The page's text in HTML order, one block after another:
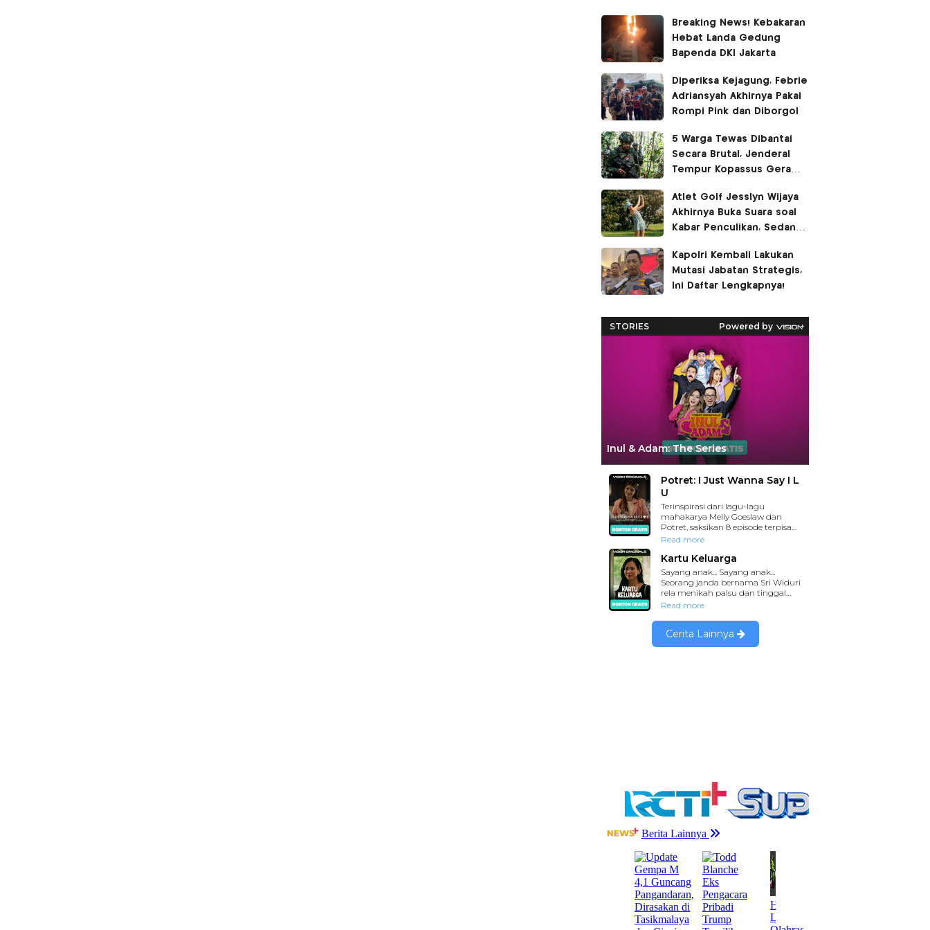
Breaking News! Kebakaran
Hebat Landa Gedung
Bapenda DKI Jakarta
Diperiksa Kejagung, Febrie
Adriansyah Akhirnya Pakai
Rompi Pink dan Diborgol
5 Warga Tewas Dibantai
Secara Brutal, Jenderal
Tempur Kopassus Geram
Atlet Golf Jesslyn Wijaya
Akhirnya Buka Suara soal
Kabar Penculikan, Sedang
Kapolri Kembali Lakukan
Mutasi Jabatan Strategis,
Ini Daftar Lengkapnya!